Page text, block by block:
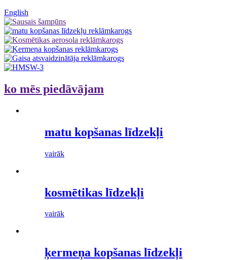
English
ko mēs piedāvājam
matu kopšanas līdzekļi
vairāk
kosmētikas līdzekļi
vairāk
ķermeņa kopšanas līdzekļi